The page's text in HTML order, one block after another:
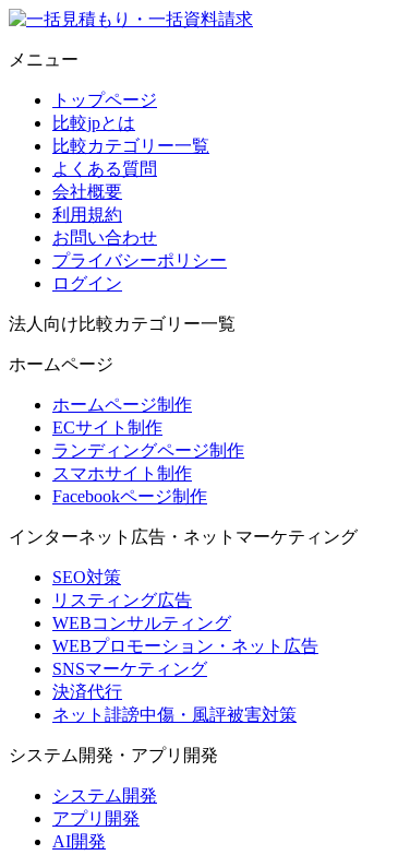
メニュー
トップページ
比較jpとは
比較カテゴリー一覧
よくある質問
会社概要
利用規約
お問い合わせ
プライバシーポリシー
ログイン
法人向け比較カテゴリー一覧
ホームページ
ホームページ制作
ECサイト制作
ランディングページ制作
スマホサイト制作
Facebookページ制作
インターネット広告・ネットマーケティング
SEO対策
リスティング広告
WEBコンサルティング
WEBプロモーション・ネット広告
SNSマーケティング
決済代行
ネット誹謗中傷・風評被害対策
システム開発・アプリ開発
システム開発
アプリ開発
AI開発